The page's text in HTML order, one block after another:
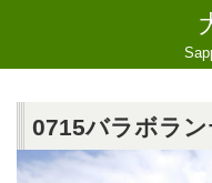
0715バラボラ